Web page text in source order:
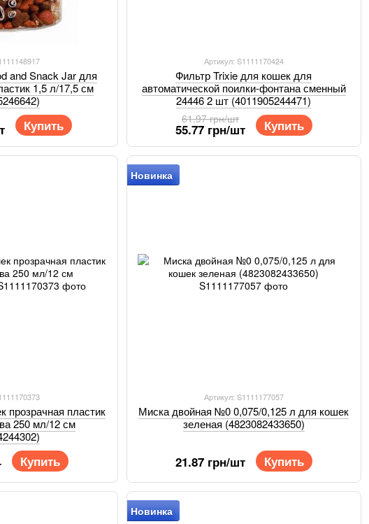
and Snack Jar для
1,5 л/17,5 см
Купить
Артикул: S1111170424
Фильтр Trixie для кошек для
автоматической поилки-фонтана сменный
24446 2 шт (4011905244471)
61.97 грн/шт
55.77 грн/шт Купить
прозрачная пластик
250 мл/12 см
Купить
Новинка
Артикул: S1111177057
Миска двойная №0 0,075/0,125 л для кошек
зеленая (4823082433650)
21.87 грн/шт Купить
Новинка